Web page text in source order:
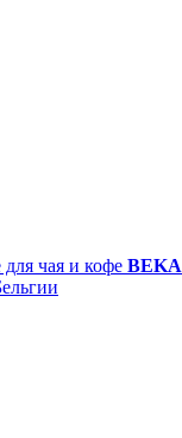
для чая и кофе BEKA